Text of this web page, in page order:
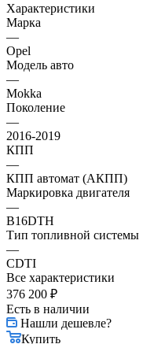
Характеристики
Марка
—
Opel
Модель авто
—
Mokka
Поколение
—
2016-2019
КПП
—
КПП автомат (АКПП)
Маркировка двигателя
—
B16DTH
Тип топливной системы
—
CDTI
Все характеристики
376 200 ₽
Есть в наличии
Нашли дешевле?
Купить